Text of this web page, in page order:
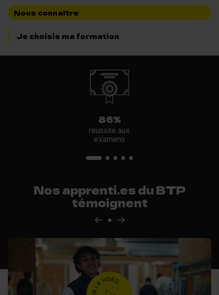
Nous connaître
Je choisis ma formation
86%
réussite aux
examens
Nos apprenti.es du BTP
témoignent